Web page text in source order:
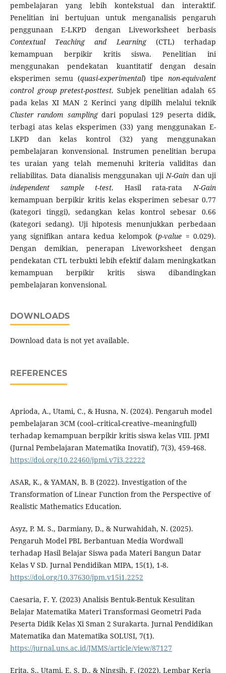
pembelajaran yang lebih kontekstual dan interaktif.
Penelitian ini bertujuan untuk menganalisis pengaruh
penggunaan E-LKPD dengan Liveworksheet berbasis
Contextual Teaching and Learning(CTL) terhadap
kemampuan berpikir kritis siswa. Penelitian ini
menggunakan pendekatan kuantitatif dengan desain
eksperimen semu (quasi-experimental) tipenon-equivalent
control group pretest-posttest. Subjek penelitian adalah 65
pada kelas XI MAN 2 Kerinci yang dipilih melalui teknik
Cluster random samplingdari populasi 129 peserta didik,
terbagi atas kelas eksperimen (33) yang menggunakan E-
LKPD dan kelas kontrol (32) yang menggunakan
pembelajaran konvensional. Instrumen penelitian berupa
tes uraian yang telah memenuhi kriteria validitas dan
reliabilitas. Data dianalisis menggunakan ujiN-Gain dan uji
independent sample t-test. Hasil rata-rataN-Gain
kemampuan berpikir kritis kelas eksperimen sebesar 0.77
(kategori tinggi), sedangkan kelas kontrol sebesar 0.66
(kategori sedang). Uji hipotesis menunjukkan perbedaan
yang signifikan antara kedua kelompok (p-value = 0.029).
Dengan demikian, penerapan Liveworksheet dengan
pendekatan CTL terbukti lebih efektif dalam meningkatkan
kemampuan berpikir kritis siswa dibandingkan
pembelajaran konvensional.
DOWNLOADS
Download data is not yet available.
REFERENCES
Aprioda, A., Utami, C., & Husna, N. (2024). Pengaruh model
pembelajaran 3CM (cool–critical-creative–meaningfull)
terhadap kemampuan berpikir kritis siswa kelas VIII. JPMI
(Jurnal Pembelajaran Matematika Inovatif), 7(3), 459-468.
https://doi.org/10.22460/jpmi.v7i3.22222
ASAR, K., & YAMAN, B. B (2022). Investigation of the
Transformation of Linear Function from the Perspective of
Realistic Mathematics Education.
Asyz, P. M. S., Darmiany, D., & Nurwahidah, N. (2025).
Pengaruh Model PBL Berbantuan Media Wordwall
terhadap Hasil Belajar Siswa pada Materi Bangun Datar
Kelas V SD. Jurnal Pendidikan MIPA, 15(1), 1-8.
https://doi.org/10.37630/jpm.v15i1.2252
Caesaria, F. Y. (2023) Analisis Bentuk-Bentuk Kesulitan
Belajar Matematika Materi Transformasi Geometri Pada
Peserta Didik Kelas Xi Sman 2 Surakarta. Jurnal Pendidikan
Matematika dan Matematika SOLUSI, 7(1).
https://jurnal.uns.ac.id/JMMS/article/view/87127
Erita, S., Utami, E. S. D., & Ningsih, F. (2022). Lembar Kerja